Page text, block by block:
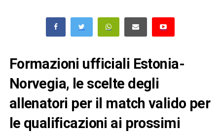
Formazioni ufficiali Estonia-
Norvegia, le scelte degli
allenatori per il match valido per
le qualificazioni ai prossimi